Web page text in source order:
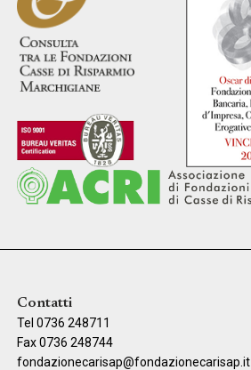
Contatti
Tel 0736 248711
Fax 0736 248744
fondazionecarisap@fondazionecarisap.it